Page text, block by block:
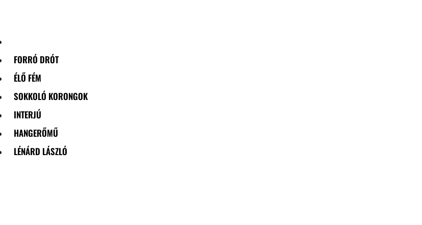
FORRÓ DRÓT
ÉLŐ FÉM
SOKKOLÓ KORONGOK
INTERJÚ
HANGERŐMŰ
LÉNÁRD LÁSZLÓ